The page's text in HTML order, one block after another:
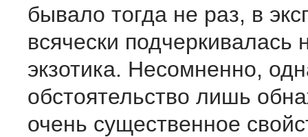
бывало тогда не раз, в
всячески подчеркивалась
экзотика. Несомненно,
обстоятельство лишь
очень существенное